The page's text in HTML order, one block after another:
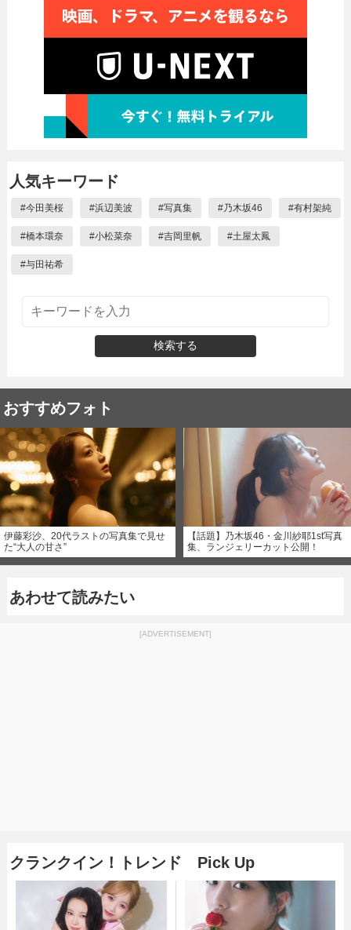
人気キーワード
#今田美桜 #浜辺美波 #写真集 #乃木坂46 #有村架純
#橋本環奈 #小松菜奈 #吉岡里帆 #土屋太鳳
#与田祐希
検索する
おすすめフォト
伊藤彩沙、20代ラストの写真集で見せ
た“大人の甘さ”
【話題】乃木坂46・金川紗耶1st写真
集、ランジェリーカット公開！
あわせて読みたい
[ADVERTISEMENT]
クランクイン！トレンド Pick Up